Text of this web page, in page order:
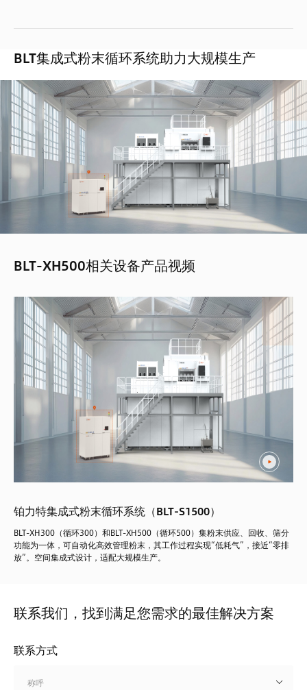
BLT集成式粉末循环系统助力大规模生产
BLT-XH500相关设备产品视频
铂力特集成式粉末循环系统（BLT-S1500）
BLT-XH300（循环300）和BLT-XH500（循环500）集粉末供应、回收、筛分
功能为一体，可自动化高效管理粉末，其工作过程实现“低耗气”，接近“零排
放”。空间集成式设计，适配大规模生产。
联系我们，找到满足您需求的最佳解决方案
联系方式
称呼